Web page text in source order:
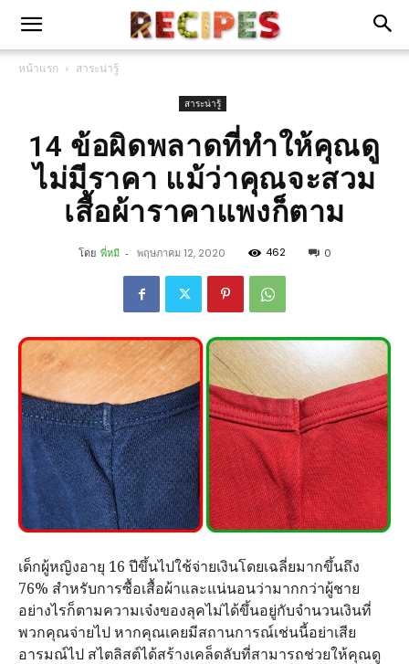
หน้าแรก สาระน่ารู้
สาระน่ารู้
14 ข้อผิดพลาดที่ทำให้คุณดู
ไม่มีราคา แม้ว่าคุณจะสวม
เสื้อผ้าราคาแพงก็ตาม
โดย พี่หมี - พฤษภาคม 12, 2020 462 0
เด็กผู้หญิงอายุ 16 ปีขึ้นไปใช้จ่ายเงินโดยเฉลี่ยมากขึ้นถึง
76% สำหรับการซื้อเสื้อผ้าและแน่นอนว่ามากกว่าผู้ชาย
อย่างไรก็ตามความเจ๋งของลุคไม่ได้ขึ้นอยู่กับจำนวนเงินที่
พวกคุณจ่ายไป หากคุณเคยมีสถานการณ์เช่นนี้อย่าเสีย
อารมณ์ไป สไตลิสต์ได้สร้างเคล็ดลับที่สามารถช่วยให้คุณดู